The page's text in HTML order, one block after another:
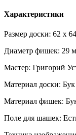
Характеристики
Размер доски: 62 x
Диаметр фишек: 29
Мастер: Григорий
Материал доски: Бук
Материал фишек:
Поле для шашек: